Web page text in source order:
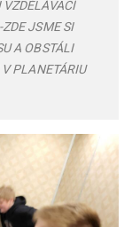
JSME SI
A OBSTÁLI
PLANETÁRIU